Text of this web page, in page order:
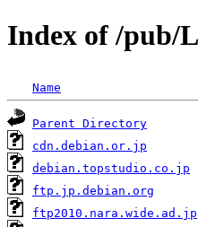
Index of /pub/
Name
Parent Directory
cdn.debian.or.jp
debian.topstudio.co.jp
ftp.jp.debian.org
ftp2010.nara.wide.ad.jp